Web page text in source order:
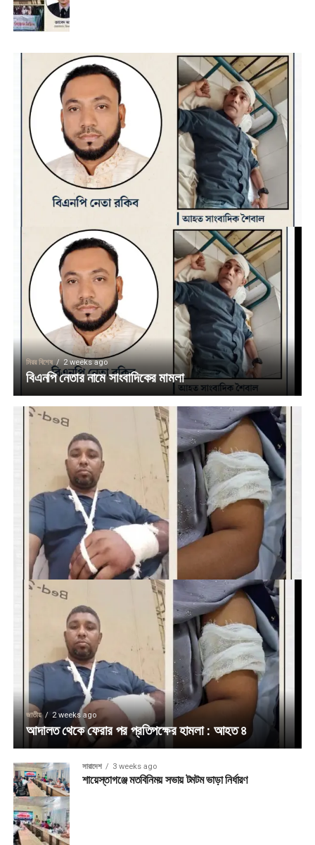
মিরর বিশেষ 2 weeks ago
বিএনপি নেতার নামে সাংবাদিকের মামলা
জাতীয় 2 weeks ago
আদালত থেকে ফেরার পর প্রতিপক্ষের হামলা : আহত ৪
সারাদেশ 3 weeks ago
শায়েস্তাগঞ্জে মতবিনিময় সভায় টমটম ভাড়া নির্ধারণ